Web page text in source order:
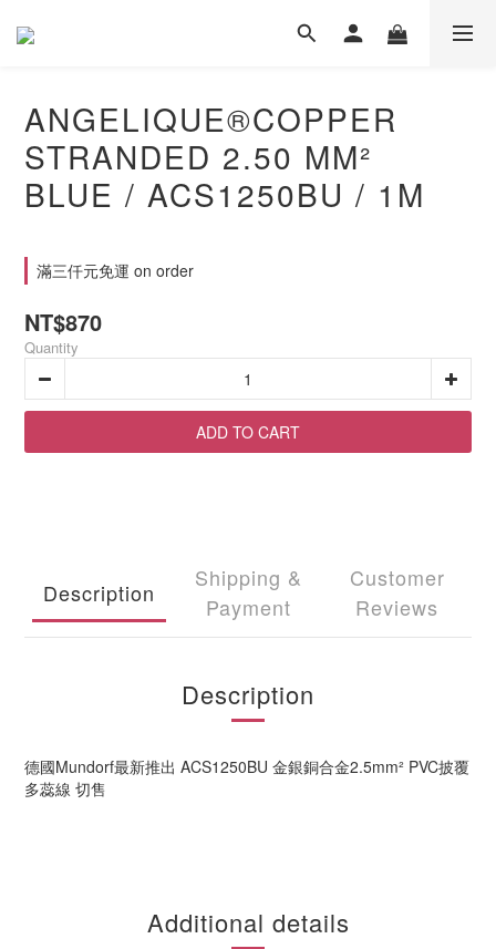
ANGELIQUE®COPPER
STRANDED 2.50 MM²
BLUE / ACS1250BU / 1M
滿三仟元免運 on order
NT$870
Quantity
ADD TO CART
Description
Shipping &
Payment
Customer
Reviews
Description
德國Mundorf最新推出 ACS1250BU 金銀銅合金2.5mm² PVC披覆
多蕊線 切售
Additional details